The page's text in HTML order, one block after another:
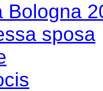
Bologna
sposa